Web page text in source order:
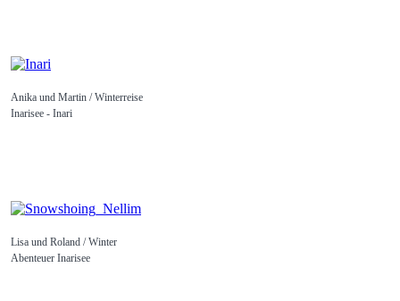
Anika und Martin / Winterreise
Inarisee - Inari
Lisa und Roland / Winter
Abenteuer Inarisee